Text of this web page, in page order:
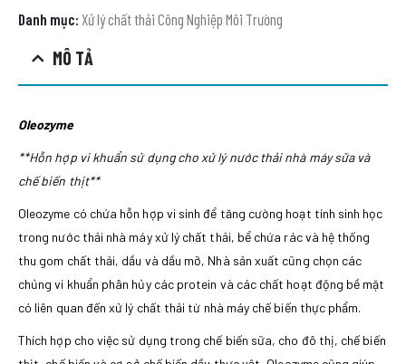
Danh mục: Xử lý chất thải Công Nghiệp Môi Trường
MÔ TẢ
Oleozyme
**Hỗn hợp vi khuẩn sử dụng cho xử lý nước thải nhà máy sữa và
chế biến thịt**
Oleozyme có chứa hỗn hợp vi sinh để tăng cường hoạt tính sinh học
trong nước thải nhà máy xử lý chất thải, bể chứa rác và hệ thống
thu gom chất thải, dầu và dầu mỡ, Nhà sản xuất cũng chọn các
chủng vi khuẩn phân hủy các protein và các chất hoạt động bề mặt
có liên quan đến xử lý chất thải từ nhà máy chế biến thực phẩm.
Thích hợp cho việc sử dụng trong chế biến sữa, cho đô thị, chế biến